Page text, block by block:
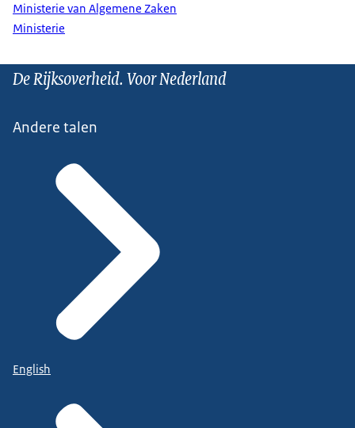
Ministerie van Algemene Zaken
Ministerie
De Rijksoverheid. Voor Nederland
Andere talen
English